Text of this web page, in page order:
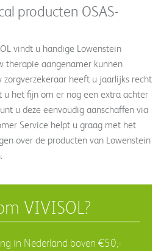
producten OSAS-
vindt u handige Lowenstein
therapie aangenamer kunnen
zorgverzekeraar heeft u jaarlijks recht
u het fijn om er nog een extra achter
u deze eenvoudig aanschaffen via
Service helpt u graag met het
over de producten van Lowenstein
VIVISOL?
in Nederland boven €50,-